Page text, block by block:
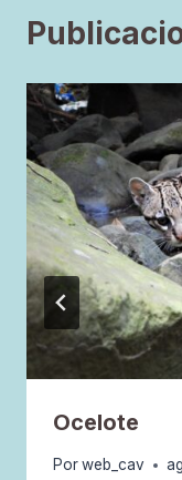
Ocelote
Porweb_cav